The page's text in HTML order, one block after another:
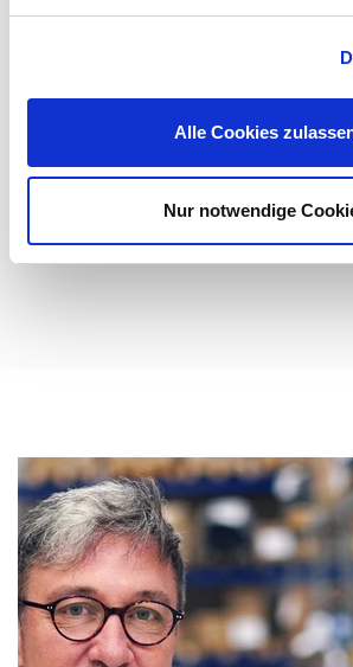
Alle Cookies
Nur notwendige
DATENWUNDER
Entwickelt, um den vielfältigen
gerecht zu werden: ...
Mehr erfahren